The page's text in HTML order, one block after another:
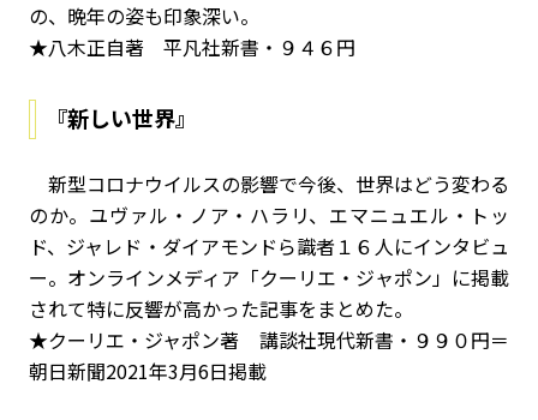
の、晩年の姿も印象深い。
★八木正自著 平凡社新書・９４６円
『新しい世界』
新型コロナウイルスの影響で今後、世界はどう変わる
のか。ユヴァル・ノア・ハラリ、エマニュエル・トッ
ド、ジャレド・ダイアモンドら識者１６人にインタビュ
ー。オンラインメディア「クーリエ・ジャポン」に掲載
されて特に反響が高かった記事をまとめた。
★クーリエ・ジャポン著 講談社現代新書・９９０円＝
朝日新聞2021年3月6日掲載